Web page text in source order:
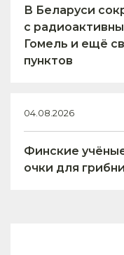
В Беларуси
с
Гомель и ещё
пунктов
04.08.2026
Финские
очки для